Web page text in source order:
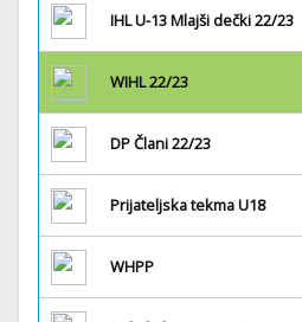
IHL U-13 Mlajši dečki 22/23
WIHL 22/23
DP Člani 22/23
Prijateljska tekma U18
WHPP